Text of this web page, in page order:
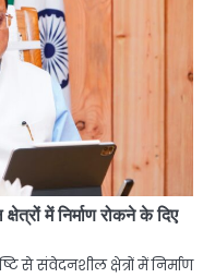
में निर्माण रोकने के दिए
से संवेदनशील क्षेत्रों में निर्माण